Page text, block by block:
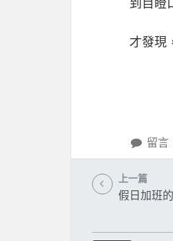
才發現
留言
上一篇
假日加班